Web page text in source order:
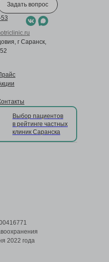
Задать вопрос
г Саранск,
Выбор пациентов
в рейтинге частных
клиник Саранска
2022 года